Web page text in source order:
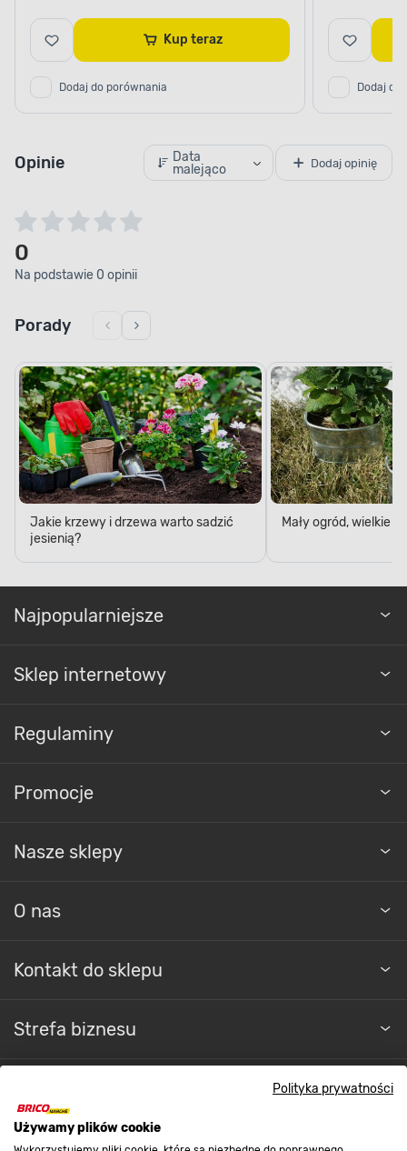
Polityka prywatności
Używamy plików cookie
Kup teraz
Dodaj do porównania Dodaj do
Opinie
Data
malejąco
Dodaj opinię
0
Na podstawie 0 opinii
Porady
Jakie krzewy i drzewa warto sadzić
jesienią?
Mały ogród, wielkie
Najpopularniejsze
Sklep internetowy
Regulaminy
Promocje
Nasze sklepy
O nas
Kontakt do sklepu
Strefa biznesu